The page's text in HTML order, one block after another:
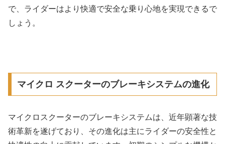
で、ライダーはより快適で安全な乗り心地を実現できるで
しょう。
マイクロ スクーターのブレーキシステムの進化
マイクロスクーターのブレーキシステムは、近年顕著な技
術革新を遂げており、その進化は主にライダーの安全性と